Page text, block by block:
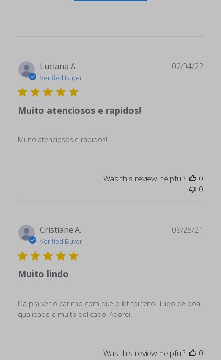
Luciana A.
Verified Buyer
Muito atenciosos e rapidos!
Muito atenciosos e rapidos!
02/04/22
Was this review helpful?
0
0
Cristiane A.
Verified Buyer
Muito lindo
Dá pra ver o carinho com que o kit foi feito. Tudo de boa
qualidade e muito delicado. Adorei!
08/25/21
Was this review helpful?
0